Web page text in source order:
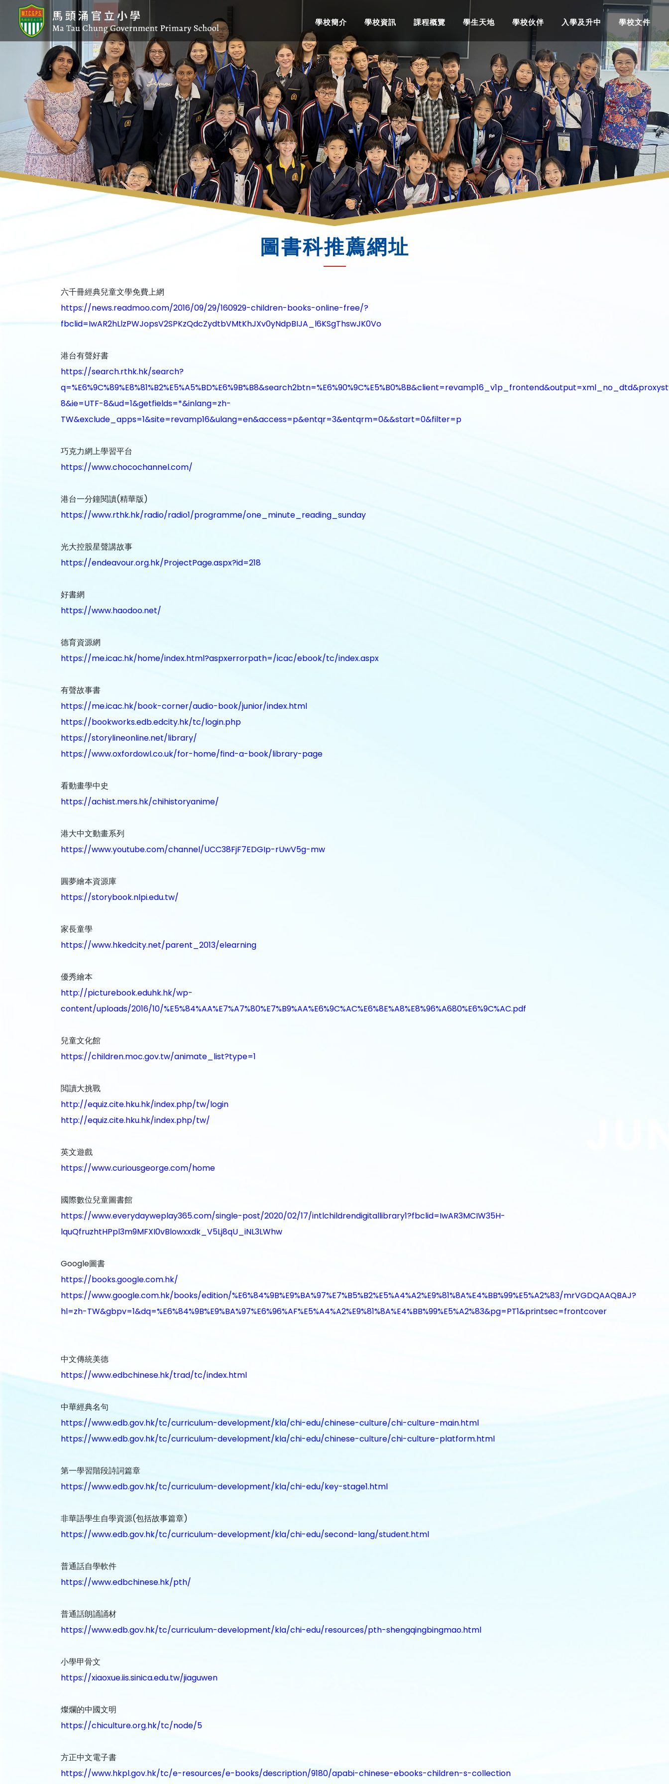
學校簡介 學校資訊 課程概覽 學生天地 學校伙伴 入學及升中 學校文件
圖書科推薦網址
六千冊經典兒童文學免費上網
https://news.readmoo.com/2016/09/29/160929-children-books-online-free/?
fbclid=IwAR2hLlzPWJopsV2SPKzQdcZydtbVMtKhJXv0yNdpBIJA_l6KSgThswJK0Vo
港台有聲好書
https://search.rthk.hk/search?
8&ie=UTF-8&ud=1&getfields=*&inlang=zh-
TW&exclude_apps=1&site=revamp16&ulang=en&access=p&entqr=3&entqrm=0&&start=0&filter=p
巧克力網上學習平台
https://www.chocochannel.com/
港台一分鐘閱讀(精華版)
https://www.rthk.hk/radio/radio1/programme/one_minute_reading_sunday
光大控股星聲講故事
https://endeavour.org.hk/ProjectPage.aspx?id=218
好書網
https://www.haodoo.net/
德育資源網
https://me.icac.hk/home/index.html?aspxerrorpath=/icac/ebook/tc/index.aspx
有聲故事書
https://me.icac.hk/book-corner/audio-book/junior/index.html
https://bookworks.edb.edcity.hk/tc/login.php
https://storylineonline.net/library/
https://www.oxfordowl.co.uk/for-home/find-a-book/library-page
看動畫學中史
https://achist.mers.hk/chihistoryanime/
港大中文動畫系列
https://www.youtube.com/channel/UCC38FjF7EDGIp-rUwV5g-mw
圓夢繪本資源庫
https://storybook.nlpi.edu.tw/
家長童學
https://www.hkedcity.net/parent_2013/elearning
優秀繪本
http://picturebook.eduhk.hk/wp-
content/uploads/2016/10/%E5%84%AA%E7%A7%80%E7%B9%AA%E6%9C%AC%E6%8E%A8%E8%96%A680%E6%9C%AC.pdf
兒童文化館
https://children.moc.gov.tw/animate_list?type=1
閲讀大挑戰
http://equiz.cite.hku.hk/index.php/tw/login
http://equiz.cite.hku.hk/index.php/tw/
英文遊戲
https://www.curiousgeorge.com/home
國際數位兒童圖書館
https://www.everydayweplay365.com/single-post/2020/02/17/intlchildrendigitallibrary1?fbclid=IwAR3MCIW35H-
lquQfruzhtHPpl3m9MFXI0vBlowxxdk_V5Lj8qU_iNL3LWhw
Google圖書
https://books.google.com.hk/
https://www.google.com.hk/books/edition/%E6%84%9B%E9%BA%97%E7%B5%B2%E5%A4%A2%E9%81%8A%E4%BB%99%E5%A2%83/mrVGDQAAQBAJ?
hl=zh-TW&gbpv=1&dq=%E6%84%9B%E9%BA%97%E6%96%AF%E5%A4%A2%E9%81%8A%E4%BB%99%E5%A2%83&pg=PT1&printsec=frontcover
中文傳統美德
https://www.edbchinese.hk/trad/tc/index.html
中華經典名句
https://www.edb.gov.hk/tc/curriculum-development/kla/chi-edu/chinese-culture/chi-culture-main.html
https://www.edb.gov.hk/tc/curriculum-development/kla/chi-edu/chinese-culture/chi-culture-platform.html
第一學習階段詩詞篇章
https://www.edb.gov.hk/tc/curriculum-development/kla/chi-edu/key-stage1.html
非華語學生自學資源(包括故事篇章)
https://www.edb.gov.hk/tc/curriculum-development/kla/chi-edu/second-lang/student.html
普通話自學軟件
https://www.edbchinese.hk/pth/
普通話朗誦誦材
https://www.edb.gov.hk/tc/curriculum-development/kla/chi-edu/resources/pth-shengqingbingmao.html
小學甲骨文
https://xiaoxue.iis.sinica.edu.tw/jiaguwen
燦爛的中國文明
https://chiculture.org.hk/tc/node/5
方正中文電子書
https://www.hkpl.gov.hk/tc/e-resources/e-books/description/9180/apabi-chinese-ebooks-children-s-collection